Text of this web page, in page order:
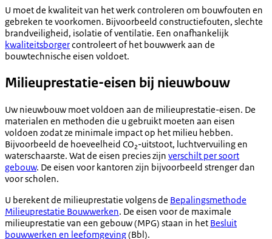
U moet de kwaliteit van het werk controleren om bouwfouten en
gebreken te voorkomen. Bijvoorbeeld constructiefouten, slechte
brandveiligheid, isolatie of ventilatie. Een onafhankelijk
kwaliteitsborgercontroleert of het bouwwerk aan de
bouwtechnische eisen voldoet.
Milieuprestatie-eisen bij nieuwbouw
Uw nieuwbouw moet voldoen aan de milieuprestatie-eisen. De
materialen en methoden die u gebruikt moeten aan eisen
voldoen zodat ze minimale impact op het milieu hebben.
Bijvoorbeeld de hoeveelheid CO₂-uitstoot, luchtvervuiling en
waterschaarste. Wat de eisen precies zijn verschilt per soort
gebouw. De eisen voor kantoren zijn bijvoorbeeld strenger dan
voor scholen.
U berekent de milieuprestatie volgens de Bepalingsmethode
Milieuprestatie Bouwwerken. De eisen voor de maximale
milieuprestatie van een gebouw (MPG) staan in het Besluit
bouwwerken en leefomgeving(Bbl).